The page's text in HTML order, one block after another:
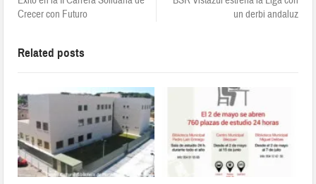
Crecer con Futuro
un derbi andaluz
Related posts